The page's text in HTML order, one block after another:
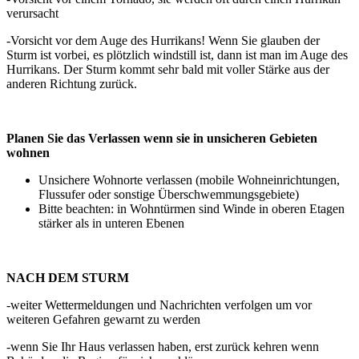
verursacht
-Vorsicht vor dem Auge des Hurrikans! Wenn Sie glauben der
Sturm ist vorbei, es plötzlich windstill ist, dann ist man im Auge des
Hurrikans. Der Sturm kommt sehr bald mit voller Stärke aus der
anderen Richtung zurück.
Planen Sie das Verlassen wenn sie in unsicheren Gebieten
wohnen
Unsichere Wohnorte verlassen (mobile Wohneinrichtungen,
Flussufer oder sonstige Überschwemmungsgebiete)
Bitte beachten: in Wohntürmen sind Winde in oberen Etagen
stärker als in unteren Ebenen
NACH DEM STURM
-weiter Wettermeldungen und Nachrichten verfolgen um vor
weiteren Gefahren gewarnt zu werden
-wenn Sie Ihr Haus verlassen haben, erst zurück kehren wenn